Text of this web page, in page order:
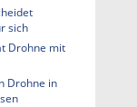
sich
Drohne mit
Drohne in